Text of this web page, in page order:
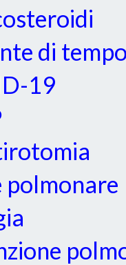
di tempo
19
polmonare